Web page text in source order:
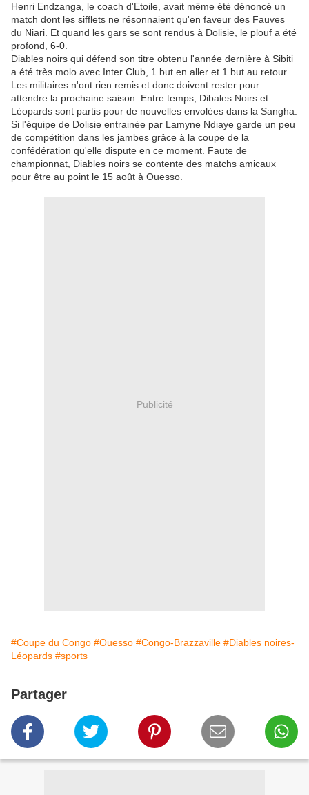
Henri Endzanga, le coach d'Etoile, avait même été dénoncé un
match dont les sifflets ne résonnaient qu'en faveur des Fauves
du Niari. Et quand les gars se sont rendus à Dolisie, le plouf a été
profond, 6-0.
Diables noirs qui défend son titre obtenu l'année dernière à Sibiti
a été très molo avec Inter Club, 1 but en aller et 1 but au retour.
Les militaires n'ont rien remis et donc doivent rester pour
attendre la prochaine saison. Entre temps, Dibales Noirs et
Léopards sont partis pour de nouvelles envolées dans la Sangha.
Si l'équipe de Dolisie entrainée par Lamyne Ndiaye garde un peu
de compétition dans les jambes grâce à la coupe de la
confédération qu'elle dispute en ce moment. Faute de
championnat, Diables noirs se contente des matchs amicaux
pour être au point le 15 août à Ouesso.
Publicité
#Coupe du Congo #Ouesso #Congo-Brazzaville #Diables noires-
Léopards #sports
Partager